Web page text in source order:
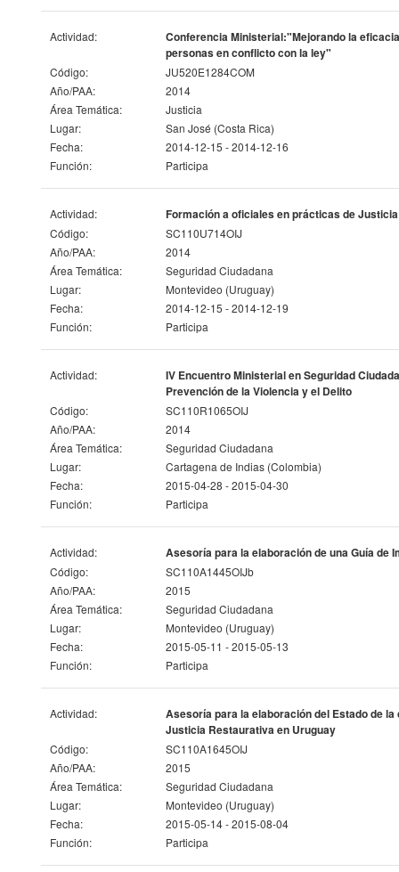
Actividad:
Conferencia Ministerial:"Mejorando la
personas en conflicto con la ley"
Código:
JU520E1284COM
Año/PAA:
2014
Área Temática:
Justicia
Lugar:
San José (Costa Rica)
Fecha:
2014-12-15 - 2014-12-16
Función:
Participa
Actividad: Formación a oficiales en prácticas de
Código:
SC110U714OIJ
Año/PAA:
2014
Área Temática:
Seguridad Ciudadana
Lugar:
Montevideo (Uruguay)
Fecha:
2014-12-15 - 2014-12-19
Función:
Participa
Actividad:
IV Encuentro Ministerial en Seguridad
Prevención de la Violencia y el Delito
Código:
SC110R1065OIJ
Año/PAA:
2014
Área Temática:
Seguridad Ciudadana
Lugar:
Cartagena de Indias (Colombia)
Fecha:
2015-04-28 - 2015-04-30
Función:
Participa
Actividad: Asesoría para la elaboración de una Guía
Código:
SC110A1445OIJb
Año/PAA:
2015
Área Temática:
Seguridad Ciudadana
Lugar:
Montevideo (Uruguay)
Fecha:
2015-05-11 - 2015-05-13
Función:
Participa
Actividad:
Asesoría para la elaboración del Estado de
Justicia Restaurativa en Uruguay
Código:
SC110A1645OIJ
Año/PAA:
2015
Área Temática:
Seguridad Ciudadana
Lugar:
Montevideo (Uruguay)
Fecha:
2015-05-14 - 2015-08-04
Función:
Participa